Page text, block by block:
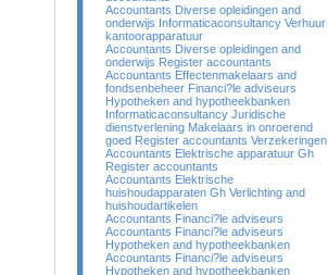
Accountants Diverse opleidingen and
onderwijs Informaticaconsultancy Verhuur
kantoorapparatuur
Accountants Diverse opleidingen and
onderwijs Register accountants
Accountants Effectenmakelaars and
fondsenbeheer Financi?le adviseurs
Hypotheken and hypotheekbanken
Informaticaconsultancy Juridische
dienstverlening Makelaars in onroerend
goed Register accountants Verzekeringen
Accountants Elektrische apparatuur Gh
Register accountants
Accountants Elektrische
huishoudapparaten Gh Verlichting and
huishoudartikelen
Accountants Financi?le adviseurs
Accountants Financi?le adviseurs
Hypotheken and hypotheekbanken
Accountants Financi?le adviseurs
Hypotheken and hypotheekbanken